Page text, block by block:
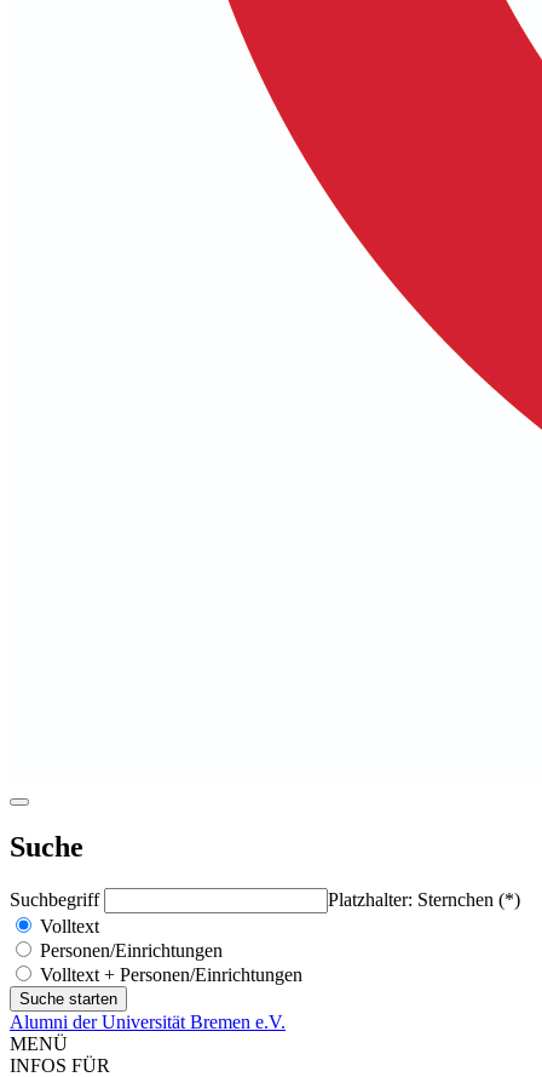
Suche
Suchbegriff
Platzhalter: Sternchen (*)
Volltext
Personen/Einrichtungen
Volltext + Personen/Einrichtungen
Alumni der Universität Bremen e.V.
MENÜ
INFOS FÜR